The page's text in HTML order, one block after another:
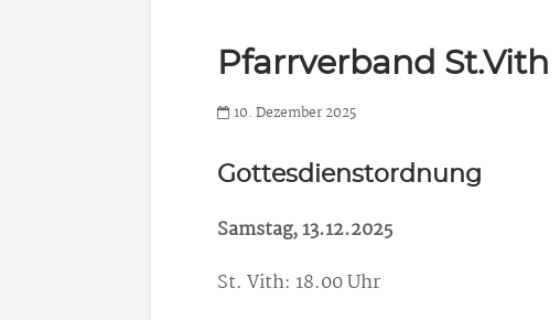
Pfarrverband St.Vith
10. Dezember 2025
Gottesdienstordnung
Samstag, 13.12.2025
St. Vith: 18.00 Uhr